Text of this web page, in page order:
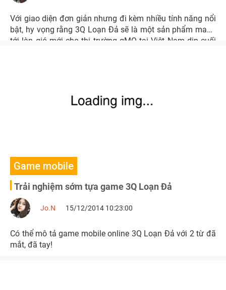
Với giao diện đơn giản nhưng đi kèm nhiều tính năng nổi
bật, hy vọng rằng 3Q Loạn Đả sẽ là một sản phẩm mang
tới làn gió mới cho thị trường gMO tại Việt Nam dịp cuối
Game mobile
Trải nghiệm sớm tựa game 3Q Loạn Đả
Jo.N 15/12/2014 10:23:00
Có thể mô tả game mobile online 3Q Loạn Đả với 2 từ đã
mắt, đã tay!